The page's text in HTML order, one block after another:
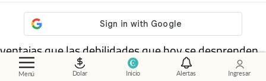
Menú Dolar Inicio Alertas Ingresar
Así las cosas, la gran pregunta es si son más las
ventajas que las debilidades que hoy se desprenden
del voto electrónico. Sobre todo cuando se piensa en